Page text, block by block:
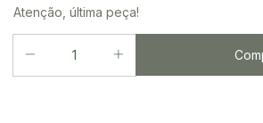
Atenção, última peça!